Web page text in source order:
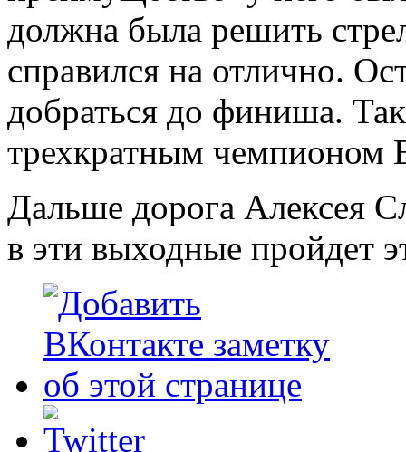
должна была решить
справился на отлично.
добраться до финиша.
трехкратным чемпионом
Дальше дорога Алексея
в эти выходные пройдет